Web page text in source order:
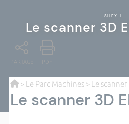
SILEX |
Le scanner 3D
PARTAGE PDF
> Le Parc Machines> Le scanner
Le scanner 3D